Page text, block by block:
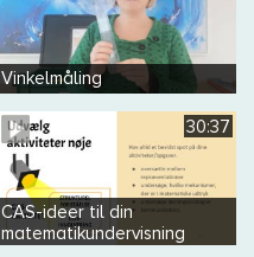
Vinkelmåling
30:37
CAS-ideer til din
matematikundervisning